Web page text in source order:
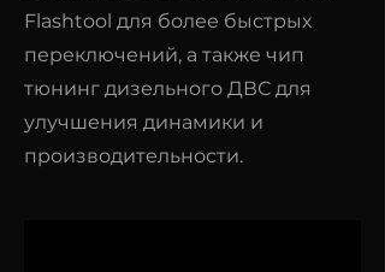
Flashtool для более быстрых
переключений, а также чип
тюнинг дизельного ДВС для
улучшения динамики и
производительности.